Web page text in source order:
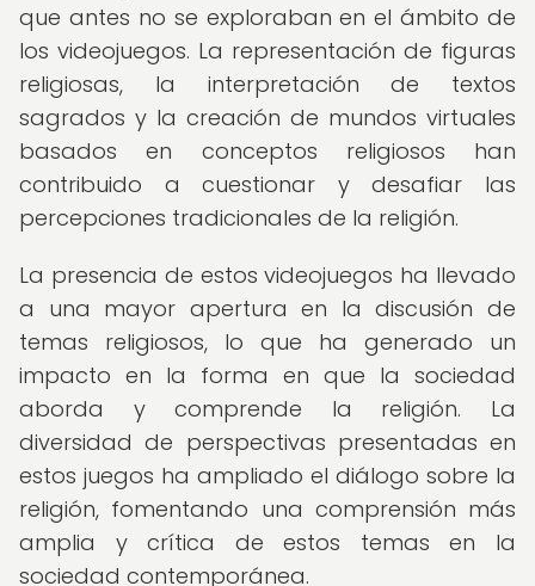
que antes no se exploraban en el ámbito de
los videojuegos. La representación de figuras
religiosas, la interpretación de textos
sagrados y la creación de mundos virtuales
basados en conceptos religiosos han
contribuido a cuestionar y desafiar las
percepciones tradicionales de la religión.
La presencia de estos videojuegos ha llevado
a una mayor apertura en la discusión de
temas religiosos, lo que ha generado un
impacto en la forma en que la sociedad
aborda y comprende la religión. La
diversidad de perspectivas presentadas en
estos juegos ha ampliado el diálogo sobre la
religión, fomentando una comprensión más
amplia y crítica de estos temas en la
sociedad contemporánea.